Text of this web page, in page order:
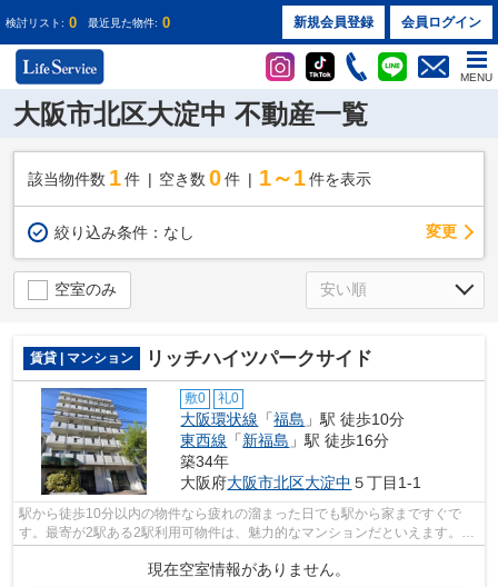
検討リスト: 0 最近見た物件: 0 新規会員登録 会員ログイン
MENU
大阪市北区大淀中 不動産一覧
該当物件数 1件 空き数 0 件 1～1 件を表示
絞り込み条件： なし 変更
空室のみ
賃貸 | マンション リッチハイツパークサイド
敷0 礼0
大阪環状線 「福島 」駅 徒歩10分
東西線 「新福島 」駅 徒歩16分
築34年
大阪府大阪市北区大淀中 ５丁目1-1
駅から徒歩10分以内の物件なら疲れの溜まった日でも駅から家まですぐで
す。最寄が2駅ある2駅利用可物件は、魅力的なマンションだといえます。階
現在空室情報がありません。